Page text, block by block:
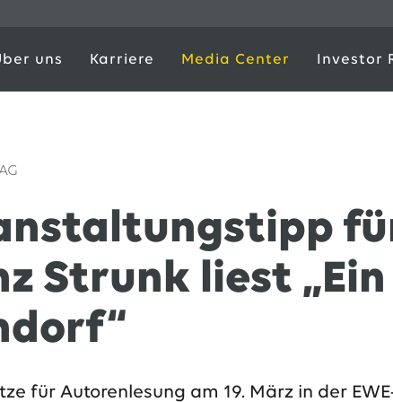
uns Karriere Media Center Investor
Strunk liest
für Autorenlesung am 19. März in der